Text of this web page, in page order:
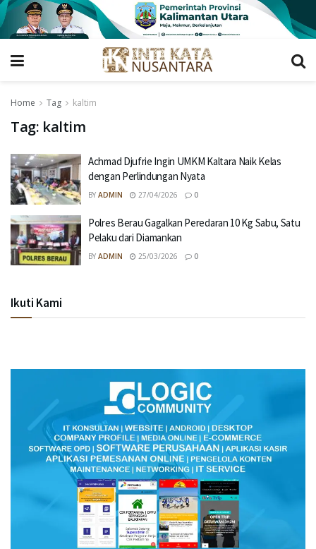
Home Tag kaltim
Tag: kaltim
Achmad Djufrie Ingin UMKM Kaltara Naik Kelas
dengan Perlindungan Nyata
BY ADMIN 27/04/2026 0
Polres Berau Gagalkan Peredaran 10 Kg Sabu, Satu
Pelaku dari Diamankan
BY ADMIN 25/03/2026 0
Ikuti Kami